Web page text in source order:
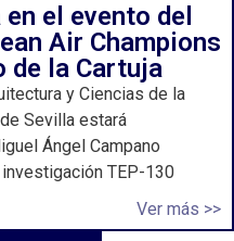
el evento del
Air Champions
de la Cartuja
y Ciencias de la
Sevilla estará
Ángel Campano
TEP-130
Ver más >>